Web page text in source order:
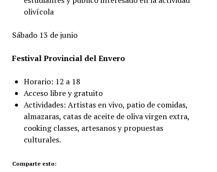
olivícola
Sábado 13 de junio
Festival Provincial del Envero
Horario: 12 a 18
Acceso libre y gratuito
Actividades: Artistas en vivo, patio de comidas,
almazaras, catas de aceite de oliva virgen extra,
cooking classes, artesanos y propuestas
culturales.
Comparte esto: